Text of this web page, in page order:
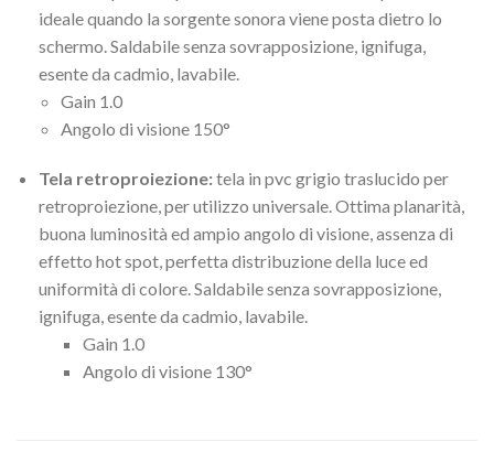
ideale quando la sorgente sonora viene posta dietro lo
schermo. Saldabile senza sovrapposizione, ignifuga,
esente da cadmio, lavabile.
Gain 1.0
Angolo di visione 150°
Tela retroproiezione:tela in pvc grigio traslucido per
retroproiezione, per utilizzo universale. Ottima planarità,
buona luminosità ed ampio angolo di visione, assenza di
effetto hot spot, perfetta distribuzione della luce ed
uniformità di colore. Saldabile senza sovrapposizione,
ignifuga, esente da cadmio, lavabile.
Gain 1.0
Angolo di visione 130°